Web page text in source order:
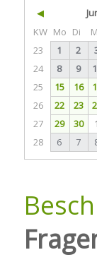
◀
KW Mo Di
23
1 2
24
8 9
25
15 16
26
22 23
27
29 30 1
28
6 7